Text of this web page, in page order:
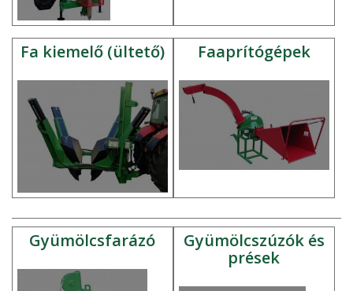
Fa kiemelő (ültető) Faaprítógépek
Gyümölcsfarázó
Gyümölcszúzók és
prések